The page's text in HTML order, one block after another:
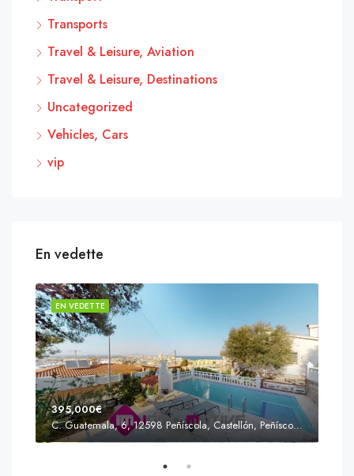
Transports
Travel & Leisure, Aviation
Travel & Leisure, Destinations
Uncategorized
Vehicles, Cars
vip
En vedette
EN VEDETTE
395,000€
C. Guatemala, 6, 12598 Peñíscola, Castellón, Peñíscola, Communauté valencienne